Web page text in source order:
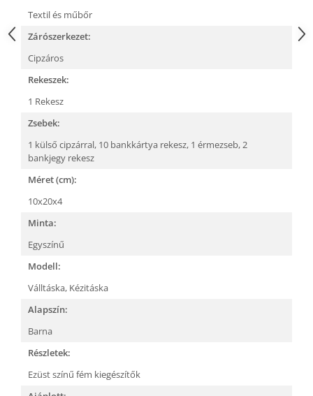
Textil és műbőr
Zárószerkezet:
Cipzáros
Rekeszek:
1 Rekesz
Zsebek:
1 külső cipzárral, 10 bankkártya rekesz, 1 érmezseb,2
bankjegy rekesz
Méret (cm):
10x20x4
Minta:
Egyszínű
Modell:
Válltáska, Kézitáska
Alapszín:
Barna
Részletek:
Ezüst színű fém kiegészítők